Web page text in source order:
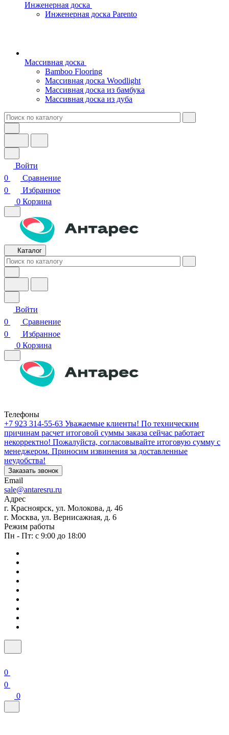
Инженерная доска
Инженерная доска Parento
Массивная доска
Bamboo Flooring
Массивная доска Woodlight
Массивная доска из бамбука
Массивная доска из дуба
Войти
0
Сравнение
0
Избранное
0 Корзина
Каталог
Войти
0
Сравнение
0
Избранное
0 Корзина
Телефоны
+7 923 314-55-63 Уважаемые клиенты! По техническим
причинам расчет итоговой суммы заказа сейчас работает
некорректно! Пожалуйста, согласовывайте итоговую сумму с
менеджером. Приносим извинения за доставленные
неудобства!
Заказать звонок
Email
sale@antaresru.ru
Адрес
г. Красноярск, ул. Молокова, д. 46
г. Москва, ул. Вернисажная, д. 6
Режим работы
Пн - Пт: с 9:00 до 18:00
0
0
0